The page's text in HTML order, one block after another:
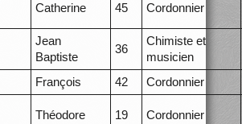
Catherine 45 Cordonnier
Jean
Baptiste
36
Chimiste et
musicien
François 42 Cordonnier
Théodore 19 Cordonnier